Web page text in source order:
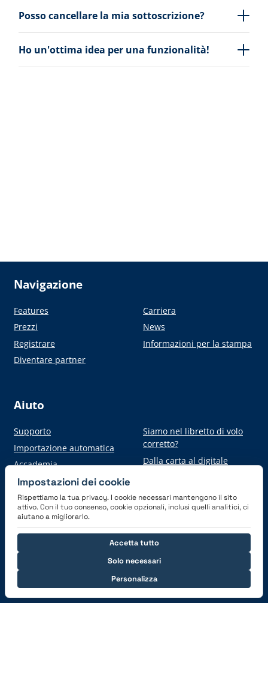
Posso cancellare la mia sottoscrizione?
Ho un'ottima idea per una funzionalità!
Navigazione
Features
Prezzi
Registrare
Diventare partner
Carriera
News
Informazioni per la stampa
Aiuto
Supporto
Importazione automatica
Accademia
Siamo nel libretto di volo
corretto?
Dalla carta al digitale
Scarica l'applicazione
Connettiti con noi
Impostazioni dei cookie
Rispettiamo la tua privacy. I cookie necessari mantengono il sito
attivo. Con il tuo consenso, cookie opzionali, inclusi quelli analitici, ci
aiutano a migliorarlo.
Solo necessari
Personalizza
Accetta tutto